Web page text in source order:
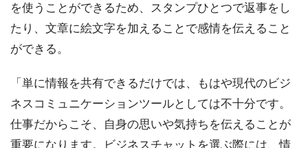
を使うことができるため、スタンプひとつで返事をし
たり、文章に絵文字を加えることで感情を伝えること
ができる。
「単に情報を共有できるだけでは、もはや現代のビジ
ネスコミュニケーションツールとしては不十分です。
仕事だからこそ、自身の思いや気持ちを伝えることが
重要になります。ビジネスチャットを選ぶ際には、情